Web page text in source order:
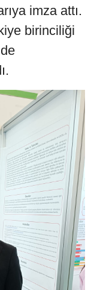
imza attı.
birinciliği